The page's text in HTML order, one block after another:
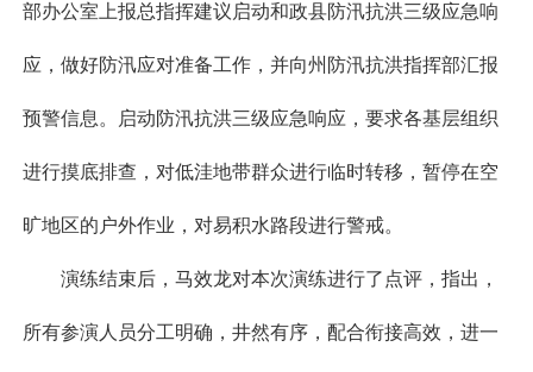
部办公室上报总指挥建议启动和政县防汛抗洪三级应急响
应，做好防汛应对准备工作，并向州防汛抗洪指挥部汇报
预警信息。启动防汛抗洪三级应急响应，要求各基层组织
进行摸底排查，对低洼地带群众进行临时转移，暂停在空
旷地区的户外作业，对易积水路段进行警戒。
演练结束后，马效龙对本次演练进行了点评，指出，
所有参演人员分工明确，井然有序，配合衔接高效，进一